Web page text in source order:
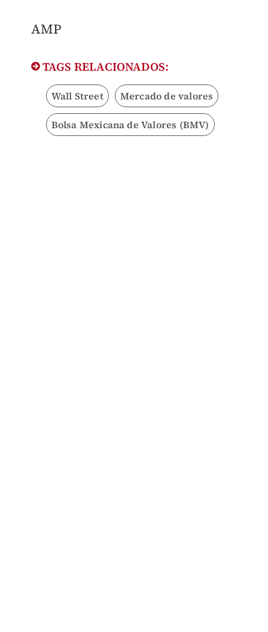
AMP
TAGS RELACIONADOS:
Wall Street Mercado de valores
Bolsa Mexicana de Valores (BMV)